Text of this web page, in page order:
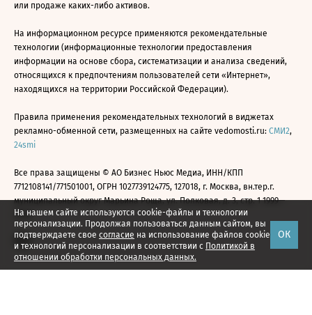
На нашем сайте используются cookie-файлы и технологии
персонализации. Продолжая пользоваться данным сайтом, вы
подтверждаете свое согласие на использование файлов cookie
и технологий персонализации в соответствии с Политикой в
отношении обработки персональных данных.
ОК
или продаже каких-либо активов.
На информационном ресурсе применяются рекомендательные
технологии (информационные технологии предоставления
информации на основе сбора, систематизации и анализа сведений,
относящихся к предпочтениям пользователей сети «Интернет»,
находящихся на территории Российской Федерации).
Правила применения рекомендательных технологий в виджетах
рекламно-обменной сети, размещенных на сайте vedomosti.ru: СМИ2,
24smi
Все права защищены © АО Бизнес Ньюс Медиа, ИНН/КПП
7712108141/771501001, ОГРН 1027739124775, 127018, г. Москва, вн.тер.г.
муниципальный округ Марьина Роща, ул. Полковая, д. 3, стр. 1 1999—
2026